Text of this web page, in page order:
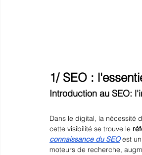
1/ SEO :
Introduction au SEO:
Dans le digital, la nécessité
cette visibilité se trouve le
connaissance du SEO est un
moteurs de recherche,